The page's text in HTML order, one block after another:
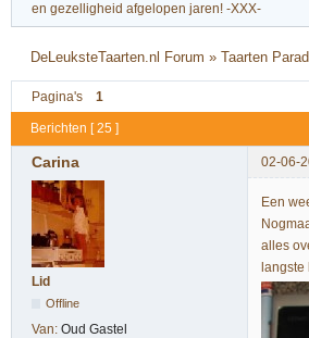
en gezelligheid afgelopen jaren! -XXX-
DeLeuksteTaarten.nl Forum »Taarten
Pagina's 1
Berichten [ 25 ]
Carina 02-06-
Lid
Offline
Van: Oud Gastel
Een
alles